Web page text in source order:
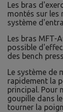
Les bras
montés sur les
système
Les bras MFT-
possible
des bench
Le système de
rapidement la
principal. Pour
goupille dans
tourner la